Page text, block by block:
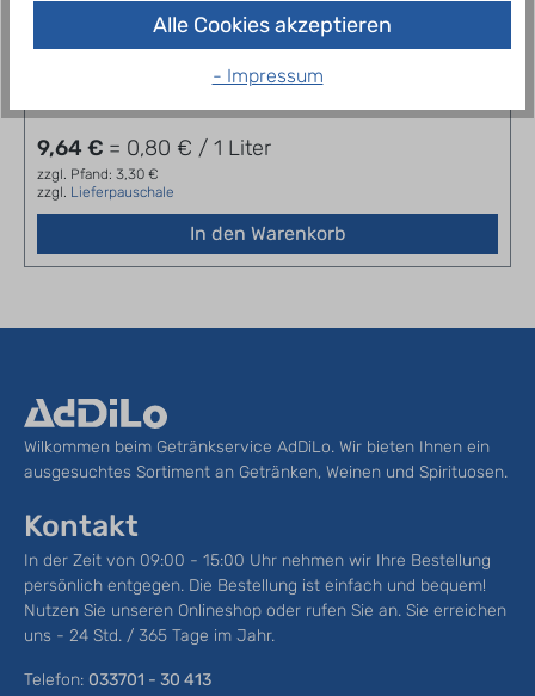
Spreequell Medium 12 x 1,0 l
9,64 € = 0,80 € / 1 Liter
zzgl. Pfand: 3,30 €
zzgl. Lieferpauschale
In den Warenkorb
Wilkommen beim Getränkservice AdDiLo. Wir bieten Ihnen ein
ausgesuchtes Sortiment an Getränken, Weinen und Spirituosen.
Kontakt
In der Zeit von 09:00 - 15:00 Uhr nehmen wir Ihre Bestellung
persönlich entgegen. Die Bestellung ist einfach und bequem!
Nutzen Sie unseren Onlineshop oder rufen Sie an. Sie erreichen
uns - 24 Std. / 365 Tage im Jahr.
Telefon: 033701 - 30 413
Alle Cookies akzeptieren
- Impressum